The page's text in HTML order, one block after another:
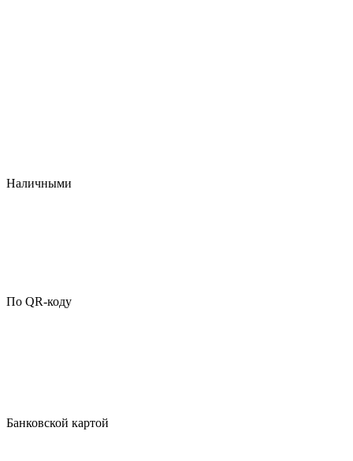
Наличными
По QR-коду
Банковской картой